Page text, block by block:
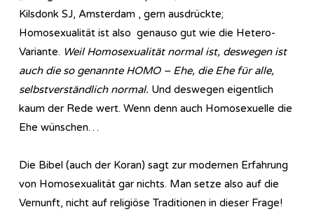
Kilsdonk SJ, Amsterdam , gern ausdrückte;
Homosexualität ist also genauso gut wie die Hetero-
Variante. Weil Homosexualität normal ist, deswegen ist
auch die so genannte HOMO – Ehe, die Ehe für alle,
selbstverständlich normal. Und deswegen eigentlich
kaum der Rede wert. Wenn denn auch Homosexuelle die
Ehe wünschen…
Die Bibel (auch der Koran) sagt zur modernen Erfahrung
von Homosexualität gar nichts. Man setze also auf die
Vernunft, nicht auf religiöse Traditionen in dieser Frage!